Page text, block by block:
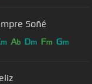
Soñé
m Ab Dm Fm Gm